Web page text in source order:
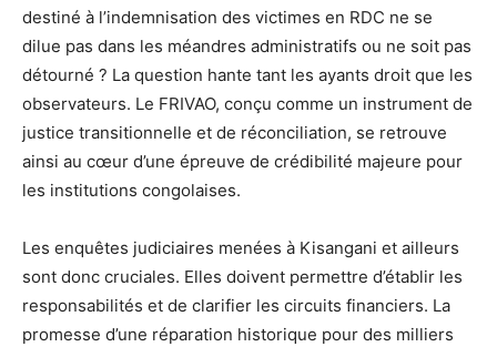
destiné à l’indemnisation des victimes en RDC ne se
dilue pas dans les méandres administratifs ou ne soit pas
détourné ? La question hante tant les ayants droit que les
observateurs. Le FRIVAO, conçu comme un instrument de
justice transitionnelle et de réconciliation, se retrouve
ainsi au cœur d’une épreuve de crédibilité majeure pour
les institutions congolaises.
Les enquêtes judiciaires menées à Kisangani et ailleurs
sont donc cruciales. Elles doivent permettre d’établir les
responsabilités et de clarifier les circuits financiers. La
promesse d’une réparation historique pour des milliers